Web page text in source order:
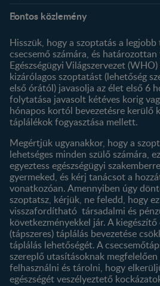
Kapcsolat
Történetünk
Profilom
Termékeink
Termék kereső
Fontos közlemény
Hisszük, hogy a szoptatás a
csecsemő számára, és
Egészségügyi Világszervezet
kizárólagos szoptatást (lehetőség
első órától) javasolja az élet első 6
folytatása javasolt kétéves korig
hónapos kortól bevezetésre kerülő
táplálékok fogyasztása mellett.
Megértjük ugyanakkor, hogy a
lehetséges minden szülő számára,
egyeztess egészségügyi
gyermeked, és kérj tanácsot a
vonatkozóan. Amennyiben úgy
szoptatsz, kérjük, ne feledd, hogy
visszafordítható társadalmi és
következményekkel jár. A
(tápszeres) táplálás bevezetése
táplálás lehetőségét. A
szereplő utasításoknak
felhasználni és tárolni, hogy
egészségét veszélyeztető